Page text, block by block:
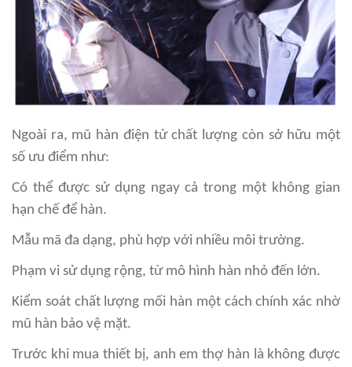
Ngoài ra, mũ hàn điện tử chất lượng còn sở hữu một
số ưu điểm như:
Có thể được sử dụng ngay cả trong một không gian
hạn chế để hàn.
Mẫu mã đa dạng, phù hợp với nhiều môi trường.
Phạm vi sử dụng rộng, từ mô hình hàn nhỏ đến lớn.
Kiểm soát chất lượng mối hàn một cách chính xác nhờ
mũ hàn bảo vệ mặt.
Trước khi mua thiết bị, anh em thợ hàn là không được